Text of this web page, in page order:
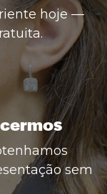
hoje —
sem